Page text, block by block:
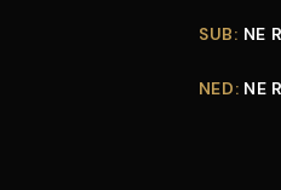
SUB: NE
NED: NE